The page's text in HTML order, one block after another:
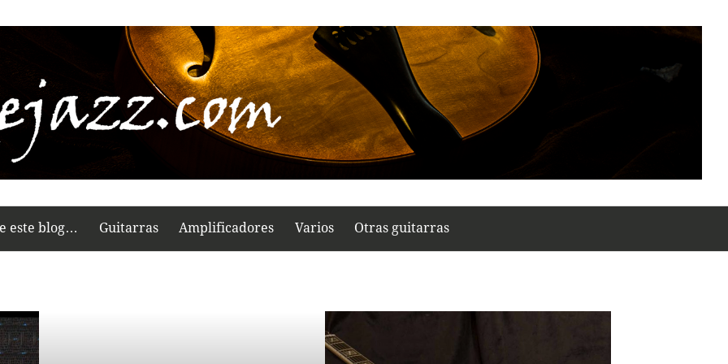
este blog… Guitarras Amplificadores Varios Otras guitarras